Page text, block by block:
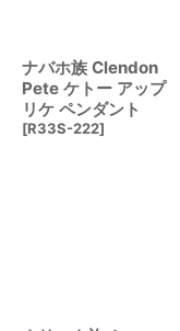
ナバホ族 Clendon
Pete ケトー アップ
リケ ペンダント
[R33S-222]